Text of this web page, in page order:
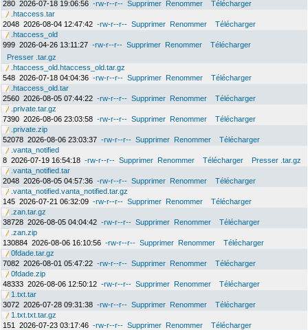
280 2026-07-18 19:06:56 -rw-r--r-- Supprimer Renommer
Télécharger
.htaccess.tar
2048 2026-08-04 12:47:42 -rw-r--r-- Supprimer Renommer
Télécharger
.htaccess_old
999 2026-04-26 13:11:27 -rw-r--r-- Supprimer Renommer
Télécharger
Presser .tar.gz
.htaccess_old.htaccess_old.tar.gz
548 2026-07-18 04:04:36 -rw-r--r-- Supprimer Renommer
Télécharger
.htaccess_old.tar
2560 2026-08-05 07:44:22 -rw-r--r-- Supprimer Renommer
Télécharger
.private.tar.gz
7390 2026-08-06 23:03:58 -rw-r--r-- Supprimer Renommer
Télécharger
.private.zip
52078 2026-08-06 23:03:37 -rw-r--r-- Supprimer Renommer
Télécharger
.vanta_notified
8 2026-07-19 16:54:18 -rw-r--r-- Supprimer Renommer Télécharger
Presser .tar.gz
.vanta_notified.tar
2048 2026-08-05 04:57:36 -rw-r--r-- Supprimer Renommer
Télécharger
.vanta_notified.vanta_notified.tar.gz
145 2026-07-21 06:32:09 -rw-r--r-- Supprimer Renommer
Télécharger
.zan.tar.gz
38728 2026-08-05 04:04:42 -rw-r--r-- Supprimer Renommer
Télécharger
.zan.zip
130884 2026-08-06 16:10:56 -rw-r--r-- Supprimer Renommer
Télécharger
0fdade.tar.gz
7082 2026-08-01 05:47:22 -rw-r--r-- Supprimer Renommer
Télécharger
0fdade.zip
48333 2026-08-06 12:50:12 -rw-r--r-- Supprimer Renommer
Télécharger
1.txt.tar
3072 2026-07-28 09:31:38 -rw-r--r-- Supprimer Renommer
Télécharger
1.txt.txt.tar.gz
151
2026-07-23 03:17:46 -rw-r--r-- Supprimer Renommer
Télécharger